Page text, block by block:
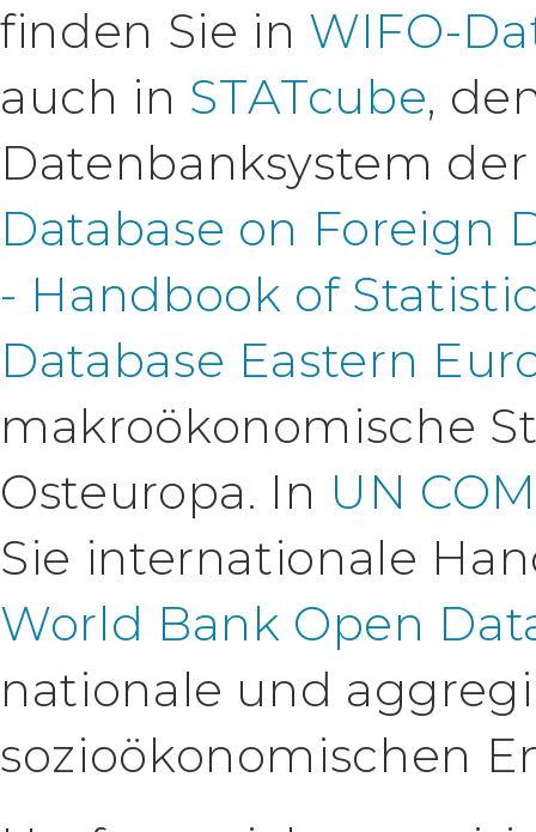
finden Sie in WIFO-
auch in STATcube,
Datenbanksystem
Database on Foreign
- Handbook of
Database Eastern
makroökonomische
Osteuropa. In UN
Sie internationale
World Bank Open
nationale und
sozioökonomischen